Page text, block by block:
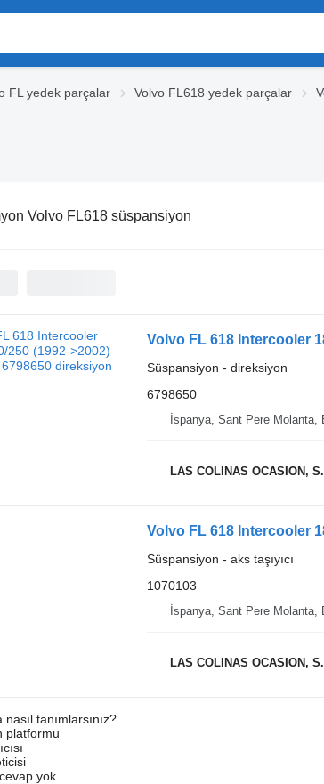
FL yedek parçalar Volvo FL618 yedek parçalar
Volvo FL618 süspansiyon
Volvo FL 618 Intercooler
Süspansiyon - direksiyon
6798650
İspanya, Sant Pere Molanta,
LAS COLINAS OCASION,
Volvo FL 618 Intercooler
Süspansiyon - aks taşıyıcı
1070103
İspanya, Sant Pere Molanta,
LAS COLINAS OCASION,
nasıl tanımlarsınız?
platformu
yok